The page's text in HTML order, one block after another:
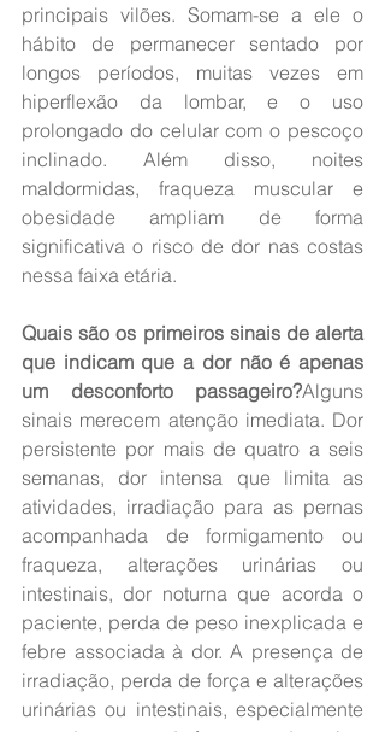
principais vilões. Somam-se a ele o
hábito de permanecer sentado por
longos períodos, muitas vezes em
hiperflexão da lombar, e o uso
prolongado do celular com o pescoço
inclinado. Além disso, noites
maldormidas, fraqueza muscular e
obesidade ampliam de forma
significativa o risco de dor nas costas
nessa faixa etária.
Quais são os primeiros sinais de alerta
que indicam que a dor não é apenas
um desconforto passageiro?Alguns
sinais merecem atenção imediata. Dor
persistente por mais de quatro a seis
semanas, dor intensa que limita as
atividades, irradiação para as pernas
acompanhada de formigamento ou
fraqueza, alterações urinárias ou
intestinais, dor noturna que acorda o
paciente, perda de peso inexplicada e
febre associada à dor. A presença de
irradiação, perda de força e alterações
urinárias ou intestinais, especialmente